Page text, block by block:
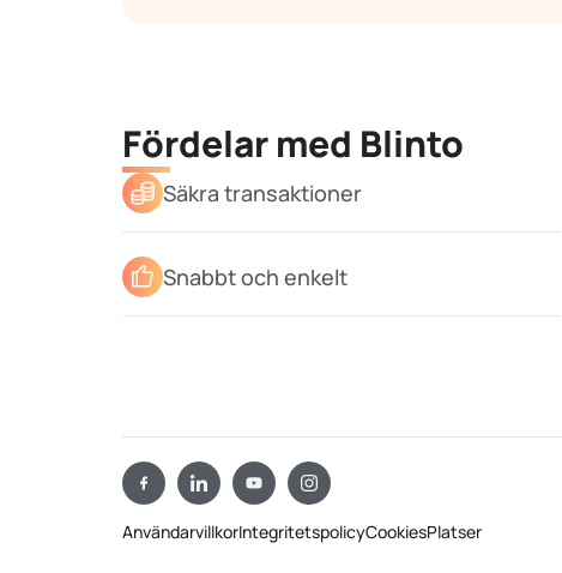
Fördelar med Blinto
Säkra transaktioner
Snabbt och enkelt
AnvändarvillkorIntegritetspolicyCookiesPlatser